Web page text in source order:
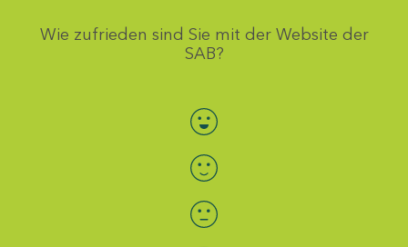
Wie zufrieden sind Sie mit der Website der
SAB?
Bewertung auswählen